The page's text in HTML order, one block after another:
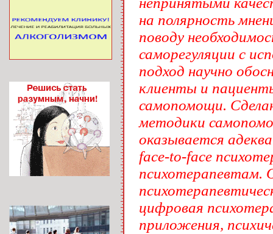
на полярность
поводу
саморегуляции с
подход научно
клиенты и
самопомощи.
методики
оказывается
face-to-face
психотерапевтам.
цифровая
приложения,